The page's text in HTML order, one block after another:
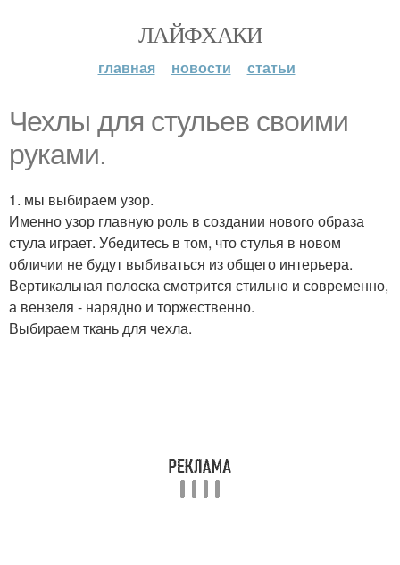
ЛАЙФХАКИ
главная новости статьи
Чехлы для стульев своими
руками.
1. мы выбираем узор.
Именно узор главную роль в создании нового образа
стула играет. Убедитесь в том, что стулья в новом
обличии не будут выбиваться из общего интерьера.
Вертикальная полоска смотрится стильно и современно,
а вензеля - нарядно и торжественно.
Выбираем ткань для чехла.